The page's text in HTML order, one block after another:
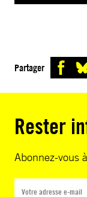
Partager
Rester
Abonnez-vous